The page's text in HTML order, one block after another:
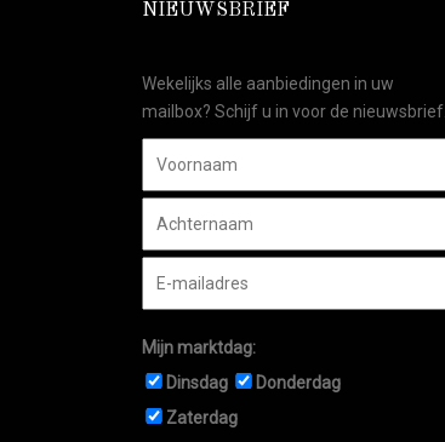
NIEUWSBRIEF
Wekelijks alle aanbiedingen in uw
mailbox? Schijf u in voor de nieuwsbrief.
Mijn marktdag:
Dinsdag
Donderdag
Zaterdag